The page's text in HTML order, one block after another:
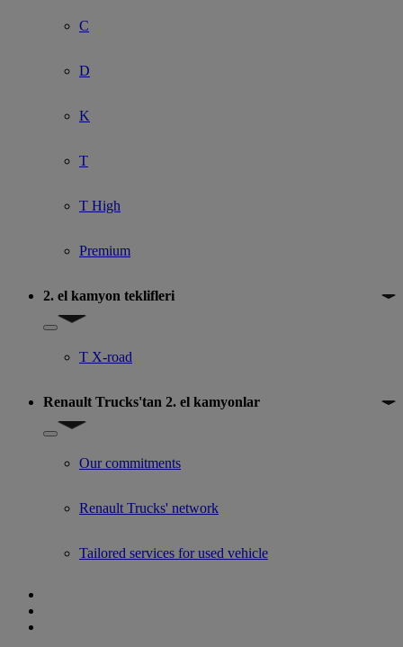
C
D
K
T
T High
Premium
2. el kamyon teklifleri
Show submenu for 2. el kamyon teklifleri
T X-road
Renault Trucks'tan 2. el kamyonlar
Show submenu for Renault Trucks'tan 2. el kamyonlar
Our commitments
Renault Trucks' network
Tailored services for used vehicle